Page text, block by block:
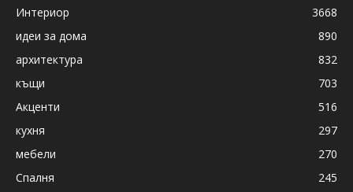
Интериор
3668
идеи за дома
890
архитектура
832
къщи
703
Акценти
516
кухня
297
мебели
270
Спалня
245